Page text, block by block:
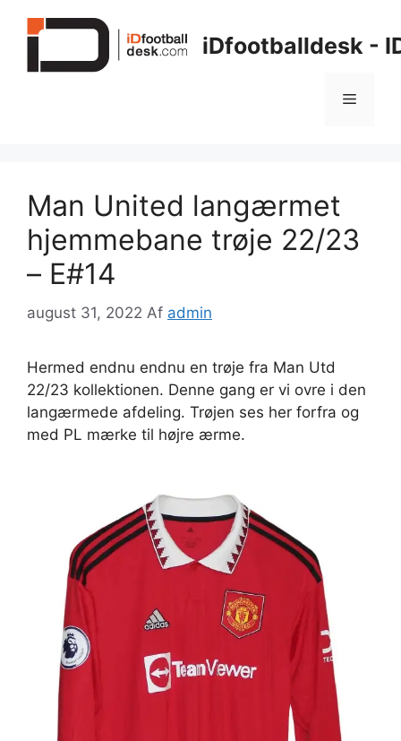
iDfootballdesk -
Menu
Man United langærmet
hjemmebane trøje 22/23
– E#14
august 31, 2022 Af admin
Hermed endnu endnu en trøje fra Man Utd
22/23 kollektionen. Denne gang er vi ovre i den
langærmede afdeling. Trøjen ses her forfra og
med PL mærke til højre ærme.